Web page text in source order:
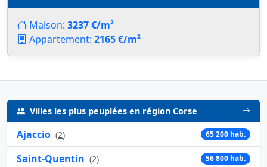
Maison: 3237 €/m²
Appartement: 2165 €/m²
Villes les plus peuplées en région Corse
Ajaccio (2) 65 200 hab.
Saint-Quentin (2) 56 800 hab.